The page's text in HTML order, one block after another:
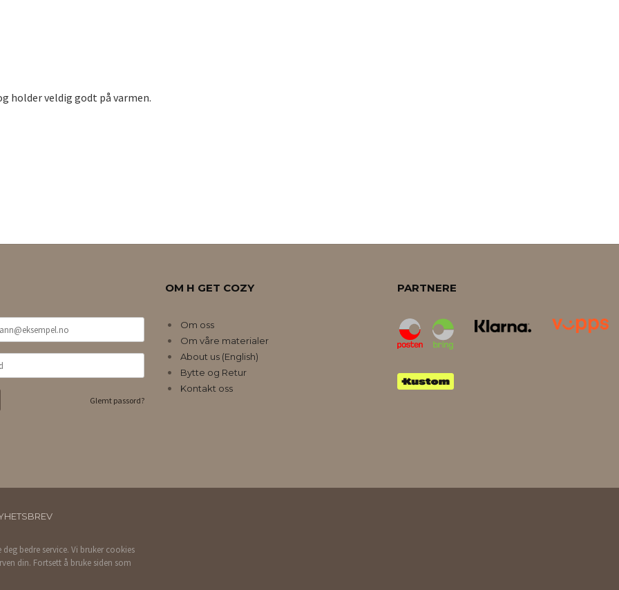
holder veldig godt på varmen.
Glemt passord?
OM H GET COZY
Om oss
Om våre materialer
About us (English)
Bytte og Retur
Kontakt oss
PARTNERE
bedre service. Vi bruker cookies
din. Fortsett å bruke siden som